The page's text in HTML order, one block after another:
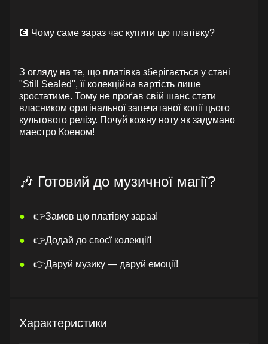
💽 Чому саме зараз час купити цю платівку?
З огляду на те, що платівка зберігається у стані
"Still Sealed", її колекційна вартість лише
зростатиме. Тому не проґав свій шанс стати
власником оригінальної запечатаної копії цього
культового релізу. Почуй кожну ноту як задумано
маестро Коеном!
🎶 Готовий до музичної магії?
👉Замов цю платівку зараз!
👉Додай до своєї колекції!
👉Даруй музику — даруй емоції!
Характеристики